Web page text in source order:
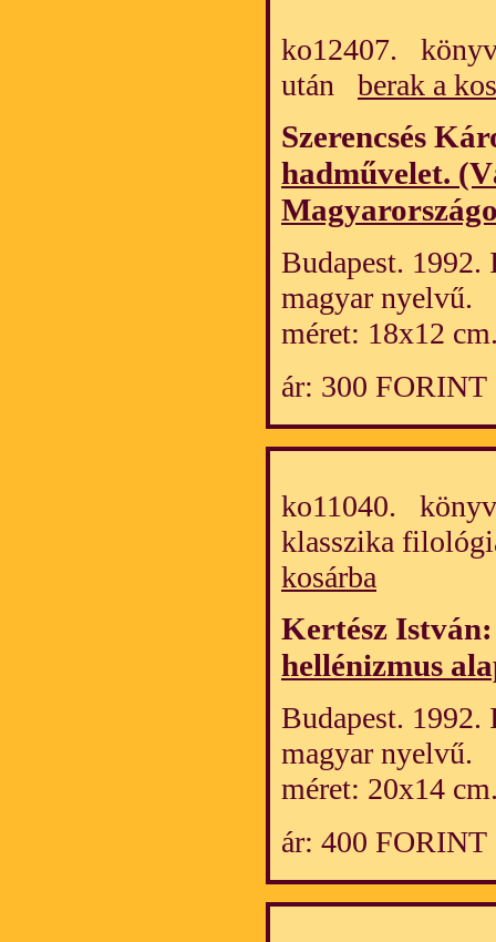
ko12407.
után berak a
Szerencsés
hadművelet.
Budapest. 1992.
magyar nyelvű.
méret: 18x12
ár: 300 FORINT
ko11040.
klasszika
kosárba
Kertész
hellénizmus
Budapest. 1992.
magyar nyelvű.
méret: 20x14
ár: 400 FORINT